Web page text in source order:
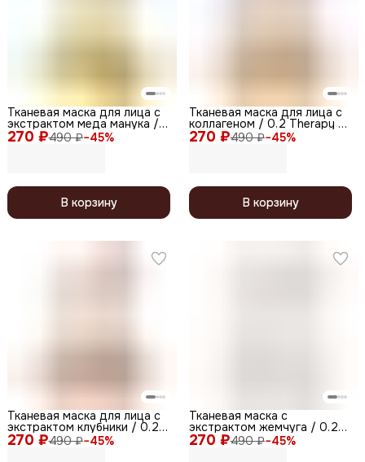
270 ₽490 ₽−45%
Тканевая маска для лица с
экстрактом меда манука /
0.2 Therapy Air Mask Manuka
Honey, 20 мл
В корзину
270 ₽490 ₽−45%
Тканевая маска для лица с
коллагеном / 0.2 Therapy Air
Mask Collagen, 20 мл
В корзину
270 ₽490 ₽−45%
Тканевая маска для лица с
экстрактом клубники / 0.2
Therapy Air Mask Strawberry,
20 мл
270 ₽490 ₽−45%
Тканевая маска с
экстрактом жемчуга / 0.2
Therapy Air Mask Pearl, 20 мл